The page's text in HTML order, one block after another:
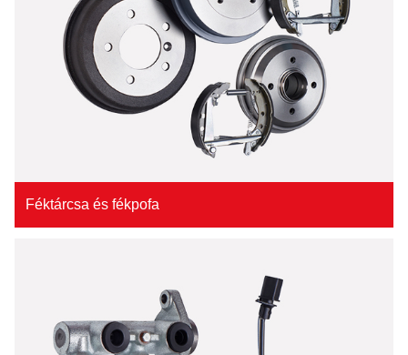
Féktárcsa és fékpofa